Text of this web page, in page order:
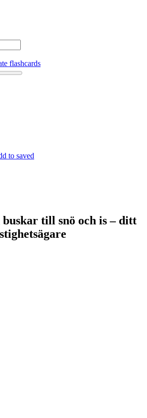
flashcards
to saved
till snö och is – ditt